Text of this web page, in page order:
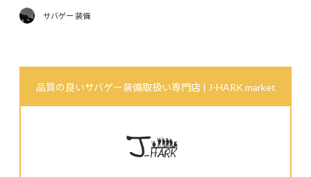
サバゲー 装備
品質の良いサバゲー装備取扱い専門店 | J-HARK market